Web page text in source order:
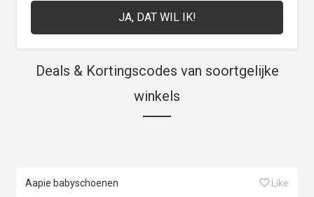
Deals & Kortingscodes van soortgelijke
winkels
Aapie babyschoenen Like